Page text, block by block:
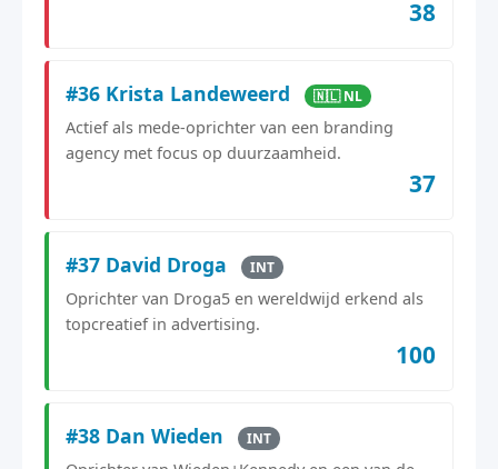
38
#36 Krista Landeweerd 🇳🇱 NL
Actief als mede-oprichter van een branding
agency met focus op duurzaamheid.
37
#37 David Droga INT
Oprichter van Droga5 en wereldwijd erkend als
topcreatief in advertising.
100
#38 Dan Wieden INT